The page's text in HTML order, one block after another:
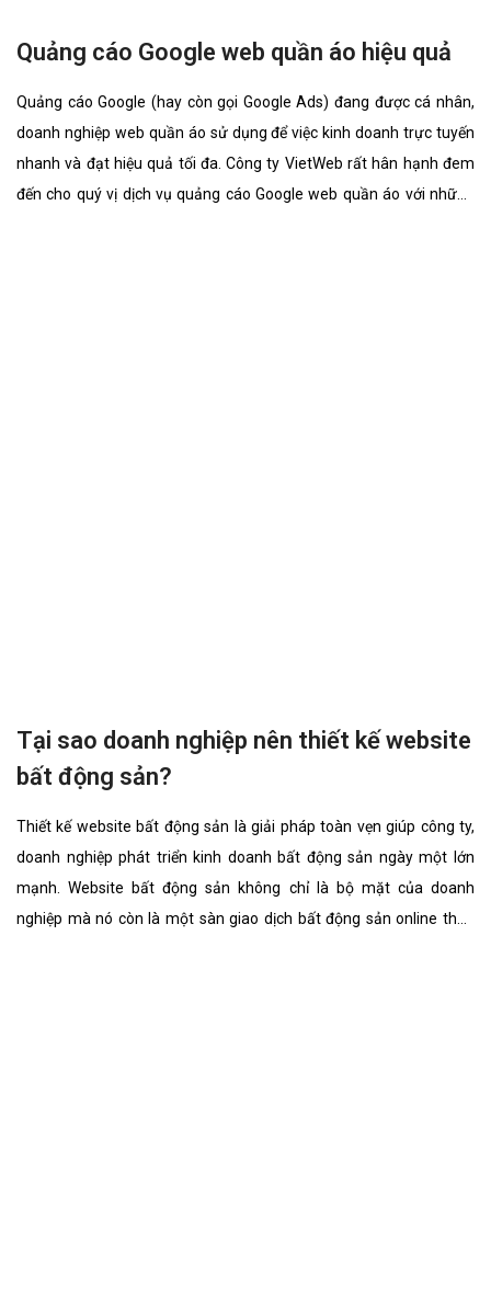
Quảng cáo Google web quần áo hiệu quả
Quảng cáo Google (hay còn gọi Google Ads) đang được cá nhân,
doanh nghiệp web quần áo sử dụng để việc kinh doanh trực tuyến
nhanh và đạt hiệu quả tối đa. Công ty VietWeb rất hân hạnh đem
đến cho quý vị dịch vụ quảng cáo Google web quần áo với những
Tại sao doanh nghiệp nên thiết kế website
bất động sản?
Thiết kế website bất động sản là giải pháp toàn vẹn giúp công ty,
doanh nghiệp phát triển kinh doanh bất động sản ngày một lớn
mạnh. Website bất động sản không chỉ là bộ mặt của doanh
nghiệp mà nó còn là một sàn giao dịch bất động sản online thân